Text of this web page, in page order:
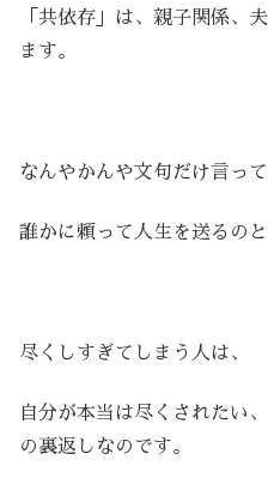
「共依存」は、親子関係、
ます。
なんやかんや文句だけ言って
誰かに頼って人生を送るの
尽くしすぎてしまう人は、
自分が本当は尽くされたい
の裏返しなのです。